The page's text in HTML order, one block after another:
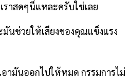
ราสดๆนี่แหละครับใช่เลย
นช่วยให้เสียงของคุณแข็งแรง
ามันออกไปให้หมด กรรมการไม่